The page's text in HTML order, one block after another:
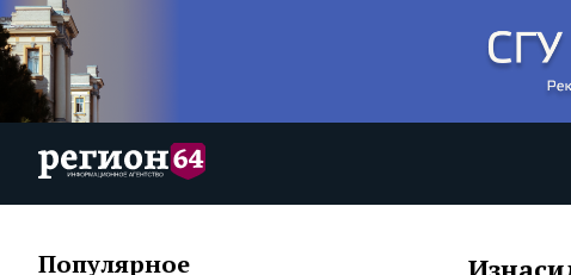
Популярное